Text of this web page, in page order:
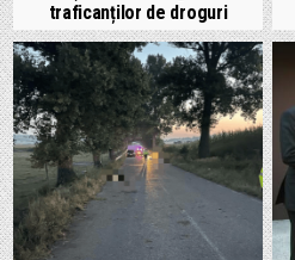
traficanților de droguri